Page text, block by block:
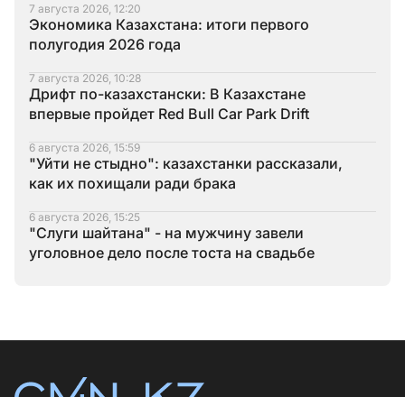
7 августа 2026, 12:20
Экономика Казахстана: итоги первого
полугодия 2026 года
7 августа 2026, 10:28
Дрифт по-казахстански: В Казахстане
впервые пройдет Red Bull Car Park Drift
6 августа 2026, 15:59
"Уйти не стыдно": казахстанки рассказали,
как их похищали ради брака
6 августа 2026, 15:25
"Слуги шайтана" - на мужчину завели
уголовное дело после тоста на свадьбе